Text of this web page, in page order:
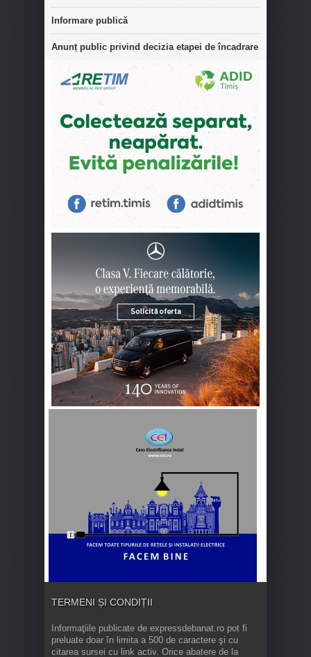
Informare publică
Anunț public privind decizia etapei de încadrare
TERMENI ȘI CONDIȚII
Informaţiile publicate de expressdebanat.ro pot fi
preluate doar în limita a 500 de caractere şi cu
citarea sursei cu link activ. Orice abatere de la